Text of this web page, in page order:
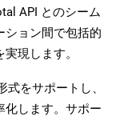
API とのシーム
ション間で包括的
現します。
をサポートし、
化します。サポー